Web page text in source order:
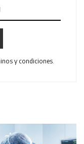
y condiciones.